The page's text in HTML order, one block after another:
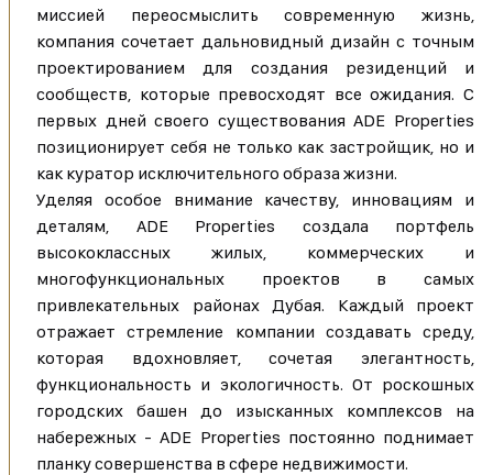
миссией переосмыслить современную жизнь,
компания сочетает дальновидный дизайн с точным
проектированием для создания резиденций и
сообществ, которые превосходят все ожидания. С
первых дней своего существования ADE Properties
позиционирует себя не только как застройщик, но и
как куратор исключительного образа жизни.
Уделяя особое внимание качеству, инновациям и
деталям, ADE Properties создала портфель
высококлассных жилых, коммерческих и
многофункциональных проектов в самых
привлекательных районах Дубая. Каждый проект
отражает стремление компании создавать среду,
которая вдохновляет, сочетая элегантность,
функциональность и экологичность. От роскошных
городских башен до изысканных комплексов на
набережных - ADE Properties постоянно поднимает
планку совершенства в сфере недвижимости.